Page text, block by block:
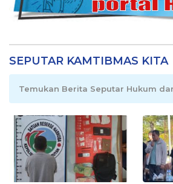
SEPUTAR KAMTIBMAS KITA
Temukan Berita Seputar Hukum